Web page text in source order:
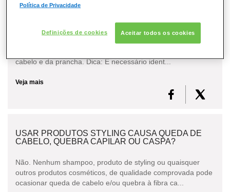
CONSULTORIA DE PRODUTOS L'ORÉAL
TODOS OS PRODUTOS STYLING PROTEGEM OS
Somente produtos de Styling, indicados para serem usados
cabelo e da prancha. Dica: É necessário ident...
Veja mais
USAR PRODUTOS STYLING CAUSA QUEDA DE
CABELO, QUEBRA CAPILAR OU CASPA?
Não. Nenhum shampoo, produto de styling ou quaisquer
outros produtos cosméticos, de qualidade comprovada pode
ocasionar queda de cabelo e/ou quebra à fibra ca...
Política de Privacidade
Definições de cookies Aceitar todos os cookies